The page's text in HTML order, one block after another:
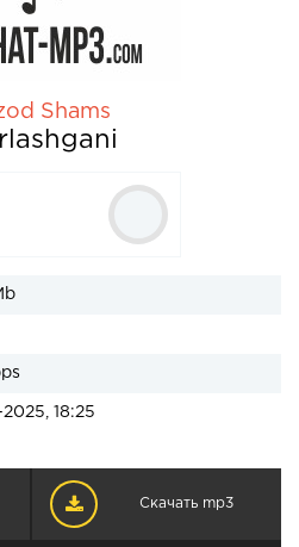
Shams
18:25
Скачать mp3